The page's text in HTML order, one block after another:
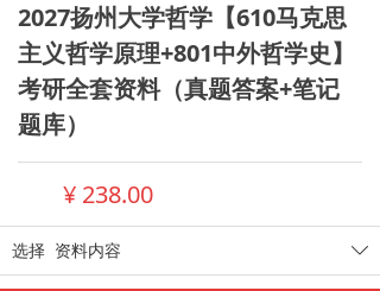
2027扬州大学哲学【610马克思
主义哲学原理+801中外哲学史】
考研全套资料（真题答案+笔记
题库）
ꄳ
选择 资料内容
¥ 238.00